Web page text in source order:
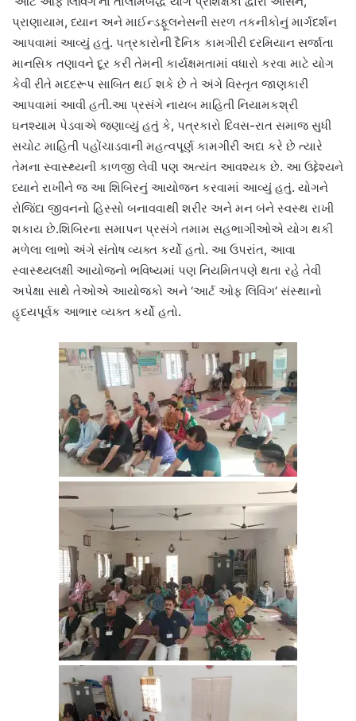
પ્રાણાયામ, ધ્યાન અને માઈન્ડફૂલનેસની સરળ તકનીકોનું માર્ગદર્શન
આપવામાં આવ્યું હતું. પત્રકારોની દૈનિક કામગીરી દરમિયાન સર્જાતા
માનસિક તણાવને દૂર કરી તેમની કાર્યક્ષમતામાં વધારો કરવા માટે યોગ
કેવી રીતે મદદરૂપ સાબિત થઈ શકે છે તે અંગે વિસ્તૃત જાણકારી
આપવામાં આવી હતી.આ પ્રસંગે નાયબ માહિતી નિયામકશ્રી
ઘનશ્યામ પેડવાએ જણાવ્યું હતું કે, પત્રકારો દિવસ-રાત સમાજ સુધી
સચોટ માહિતી પહોંચાડવાની મહત્વપૂર્ણ કામગીરી અદા કરે છે ત્યારે
તેમના સ્વાસ્થ્યની કાળજી લેવી પણ અત્યંત આવશ્યક છે. આ ઉદ્દેશ્યને
ધ્યાને રાખીને જ આ શિબિરનું આયોજન કરવામાં આવ્યું હતું. યોગને
રોજિંદા જીવનનો હિસ્સો બનાવવાથી શરીર અને મન બંને સ્વસ્થ રાખી
શકાય છે.શિબિરના સમાપન પ્રસંગે તમામ સહભાગીઓએ યોગ થકી
મળેલા લાભો અંગે સંતોષ વ્યક્ત કર્યો હતો. આ ઉપરાંત, આવા
સ્વાસ્થ્યલક્ષી આયોજનો ભવિષ્યમાં પણ નિયમિતપણે થતા રહે તેવી
અપેક્ષા સાથે તેઓએ આયોજકો અને ‘આર્ટ ઓફ લિવિંગ’ સંસ્થાનો
હૃદયપૂર્વક આભાર વ્યક્ત કર્યો હતો.